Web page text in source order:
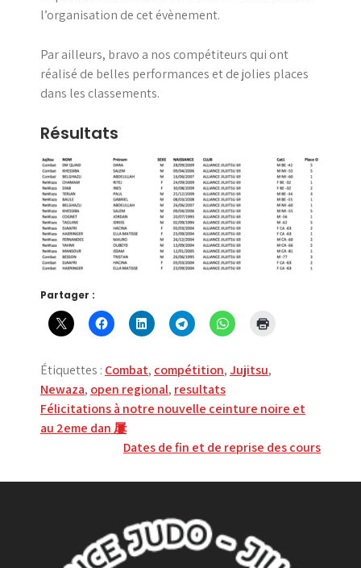
l’organisation de cet évènement.
Par ailleurs, bravo a nos compétiteurs qui ont
réalisé de belles performances et de jolies places
dans les classements.
Résultats
Partager :
Étiquettes : Combat, compétition,Jujitsu,
Newaza, open regional, resultats
Navigation
de
l’article
Félicitations à notre nouvelle ceinture noire et
au 2eme dan 屢
Dates de fin et de reprise des cours